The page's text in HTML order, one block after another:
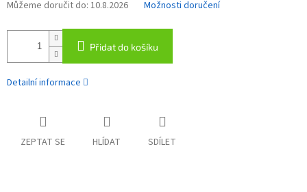
Můžeme doručit do: 10.8.2026 Možnosti doručení
Přidat do košíku
Detailní informace
ZEPTAT SE HLÍDAT SDÍLET